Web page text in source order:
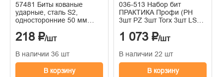
57481 Биты кованые
ударные, сталь S2,
односторонние 50 мм
218 ₽/шт
В наличии 36 шт
В корзину
036-513 Набор бит
ПРАКТИКА Профи (PH
3шт PZ 3шт Torx 3шт LS
кассета, 12шт)
1 073 ₽/шт
В наличии 22 шт
В корзину